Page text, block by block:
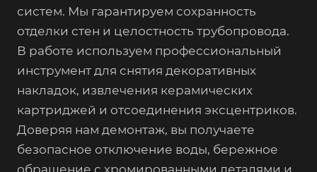
систем. Мы гарантируем сохранность
отделки стен и целостность трубопровода.
В работе используем профессиональный
инструмент для снятия декоративных
накладок, извлечения керамических
картриджей и отсоединения эксцентриков.
Доверяя нам демонтаж, вы получаете
безопасное отключение воды, бережное